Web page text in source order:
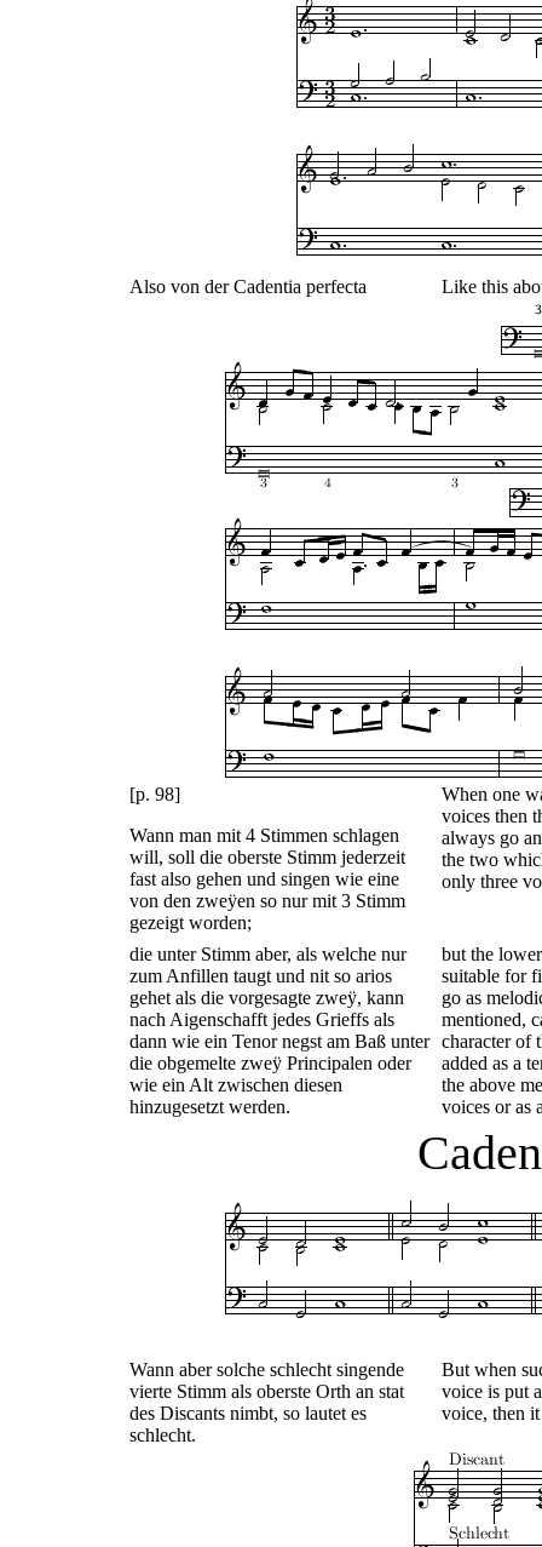
Also von der Cadentia perfecta Like this
[p. 98]
Wann man mit 4 Stimmen schlagen
will, soll die oberste Stimm jederzeit
fast also gehen und singen wie eine
von den zweÿen so nur mit 3 Stimm
gezeigt worden;
When one
voices then
always go
the two
only three
die unter Stimm aber, als welche nur
zum Anfillen taugt und nit so arios
gehet als die vorgesagte zweÿ, kann
nach Aigenschafft jedes Grieffs als
dann wie ein Tenor negst am Baß unter
die obgemelte zweÿ Principalen oder
wie ein Alt zwischen diesen
hinzugesetzt werden.
but the
suitable for
go as
mentioned,
character of
added as a
the above
voices or as
Wann aber solche schlecht singende
vierte Stimm als oberste Orth an stat
des Discants nimbt, so lautet es
schlecht.
But when
voice is put
voice, then